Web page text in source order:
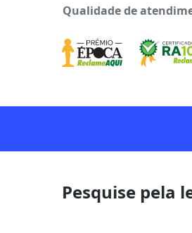
Qualidade de
Pesquise pela